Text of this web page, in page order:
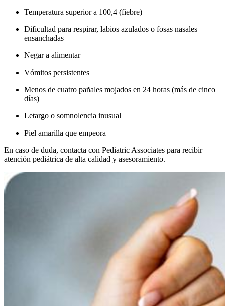
Temperatura superior a 100,4 (fiebre)
Dificultad para respirar, labios azulados o fosas nasales
ensanchadas
Negar a alimentar
Vómitos persistentes
Menos de cuatro pañales mojados en 24 horas (más de cinco
días)
Letargo o somnolencia inusual
Piel amarilla que empeora
En caso de duda, contacta con Pediatric Associates para recibir
atención pediátrica de alta calidad y asesoramiento.